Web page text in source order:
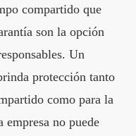
compartido que
son la opción
Un
protección tanto
como para la
empresa no puede